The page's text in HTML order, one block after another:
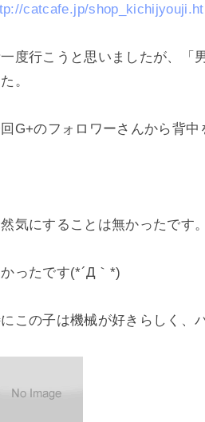
catcafe.jp/
度行こうと思いましたが、「
。
G+のフォロワーさんから背中
気にすることは無かったです
ったです(*´Д｀*)
この子は機械が好きらしく、